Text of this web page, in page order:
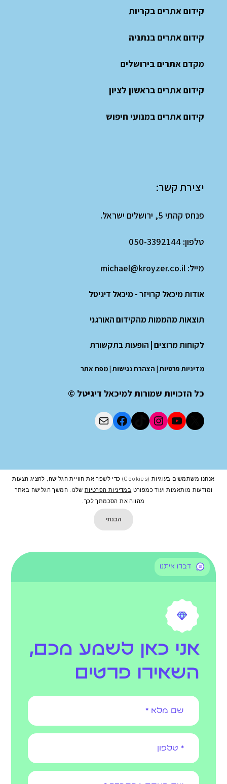
קידום אתרים בקריות
קידום אתרים בנתניה
מקדם אתרים בירושלים
קידום אתרים בראשון לציון
קידום אתרים במנועי חיפוש
יצירת קשר:
פנחס קהתי 5, ירושלים ישראל.
טלפון: 050-3392144
מייל: michael@kroyzer.co.il
אודות מיכאל קרויזר - מיכאל דיגיטל
תוצאות מהממות מהקידום האורגני
לקוחות מרוצים| הופעות בתקשורת
מדיניות פרטיות | הצהרת נגישות |מפת אתר
כל הזכויות שמורות למיכאל דיגיטל ©
אנחנו משתמשים בעוגיות (cookies) כדי לשפר את חוויית הגלישה, להציג הצעות
ומודעות מותאמות ועוד כמפורט במדיניות הפרטיות שלנו. המשך הגלישה באתר
מהווה את הסכמתך לכך.
הבנתי
דברו איתנו
אני כאן לשמע מכם,
השאירו פרטים